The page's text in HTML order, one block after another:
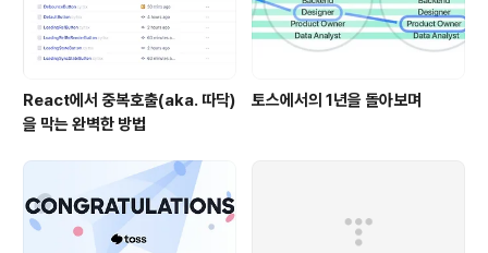
React에서 중복호출(aka. 따닥)
을 막는 완벽한 방법
토스에서의 1년을 돌아보며